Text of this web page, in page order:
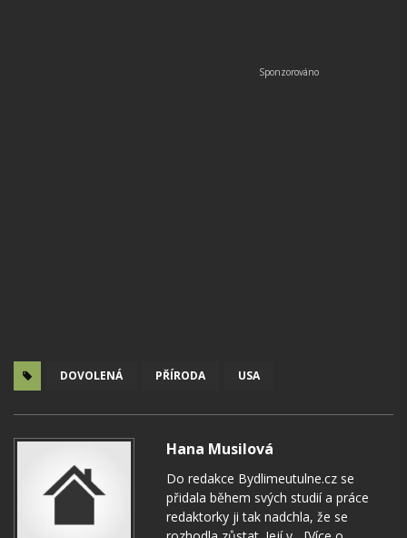
DOVOLENÁ PŘÍRODA USA
Hana Musilová
Do redakce Bydlimeutulne.cz se
přidala během svých studií a práce
redaktorky ji tak nadchla, že se